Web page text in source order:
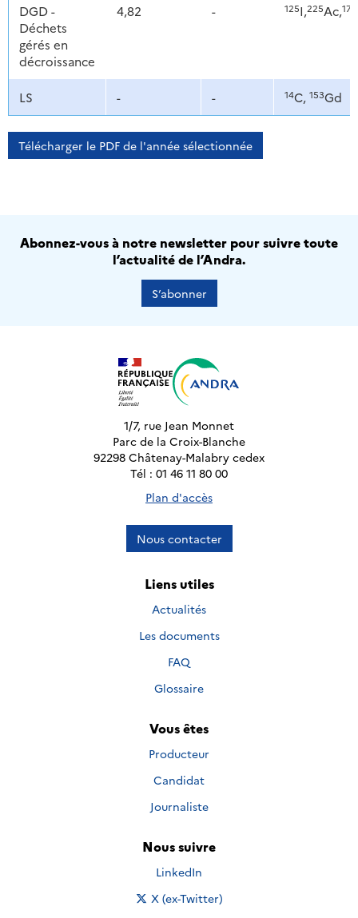
DGD -
Déchets
gérés en
décroissance
4,82 - 125I,225Ac,177
LS - - 14C, 153Gd
Télécharger le PDF de l'année sélectionnée
Abonnez-vous à notre newsletter pour suivre toute
l’actualité de l’Andra.
S’abonner
1/7, rue Jean Monnet
Parc de la Croix-Blanche
92298 Châtenay-Malabry cedex
Tél : 01 46 11 80 00
Plan d'accès
Nous contacter
Liens utiles
Actualités
Les documents
FAQ
Glossaire
Vous êtes
Producteur
Candidat
Journaliste
Nous suivre
Nous suivre sur
LinkedIn
Nous suivre sur
X (ex-Twitter)